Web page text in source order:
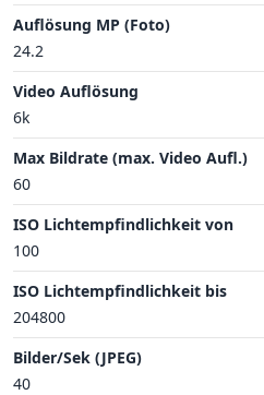
Auflösung MP (Foto)
24.2
Video Auflösung
6k
Max Bildrate (max. Video Aufl.)
60
ISO Lichtempfindlichkeit von
100
ISO Lichtempfindlichkeit bis
204800
Bilder/Sek (JPEG)
40